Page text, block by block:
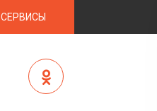
СЕРВИСЫ